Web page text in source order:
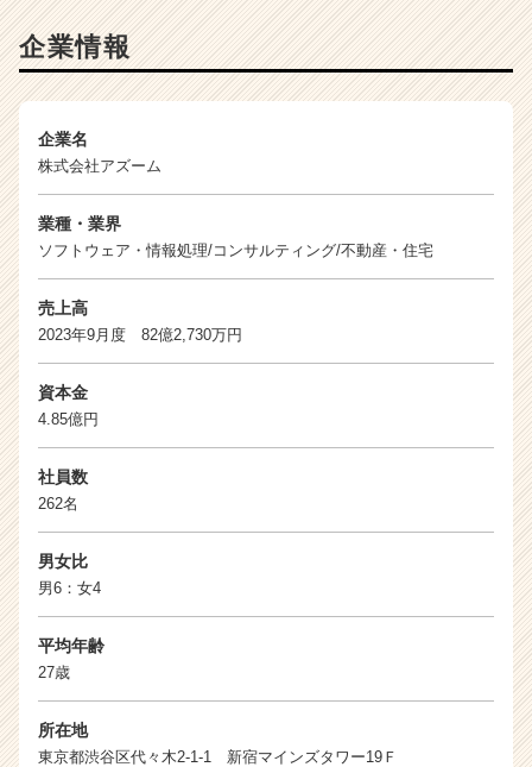
ウ
ト
就
サ
ア
a
e
企業情報
企業名
株式会社アズーム
業種・業界
ソフトウェア・情報処理/コンサルティング/不動産・住宅
売上高
2023年9月度 82億2,730万円
資本金
4.85億円
社員数
262名
男女比
男6：女4
平均年齢
27歳
所在地
東京都渋谷区代々木2-1-1 新宿マインズタワー19Ｆ